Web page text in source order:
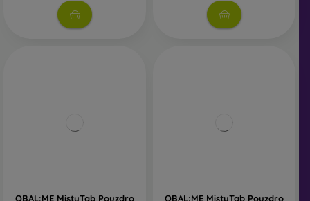
OBAL:ME MistyTab Pouzdro
OBAL:ME MistyTab Pouzdro